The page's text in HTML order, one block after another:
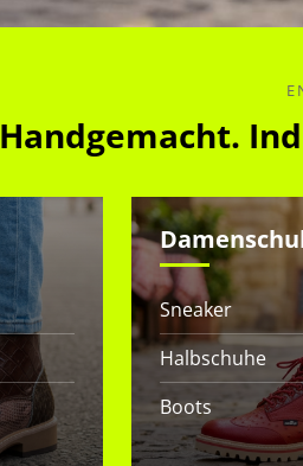
Handgemacht.
Sneaker
Halbschuhe
Boots